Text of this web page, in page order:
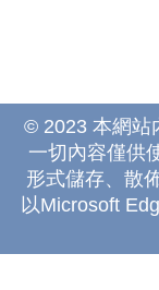
© 2023 本網站
一切內容僅供
形式儲存、散
以Microsoft